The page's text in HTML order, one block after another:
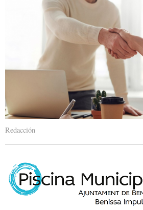
Redacción